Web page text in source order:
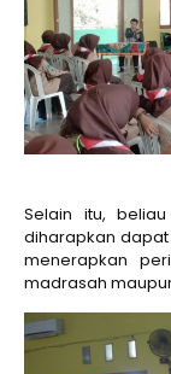
Selain itu,
diharapkan
menerapkan
madrasah